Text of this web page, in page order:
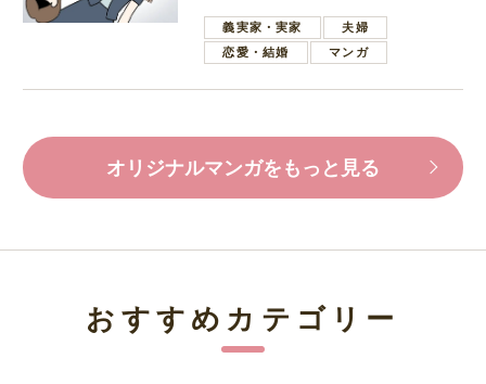
葉で励ます夫
義実家・実家
夫婦
恋愛・結婚
マンガ
オリジナルマンガをもっと見る
おすすめカテゴリー